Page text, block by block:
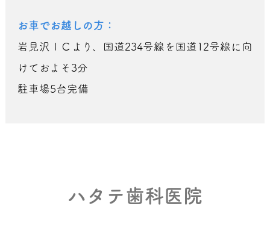
お車でお越しの方：
岩見沢ＩＣより、国道234号線を国道12号線に向
けておよそ3分
駐車場5台完備
ハタテ歯科医院